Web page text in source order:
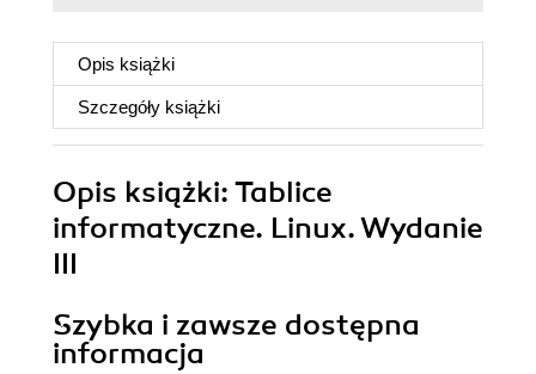
Opis książki
Szczegóły książki
Opis książki: Tablice
informatyczne. Linux. Wydanie
III
Szybka i zawsze dostępna
informacja